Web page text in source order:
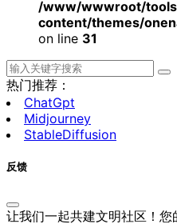
/www/wwwroot/
content/themes/
on line 31
热门推荐：
ChatGpt
Midjourney
StableDiffusion
反馈
让我们一起共建文明社区！您